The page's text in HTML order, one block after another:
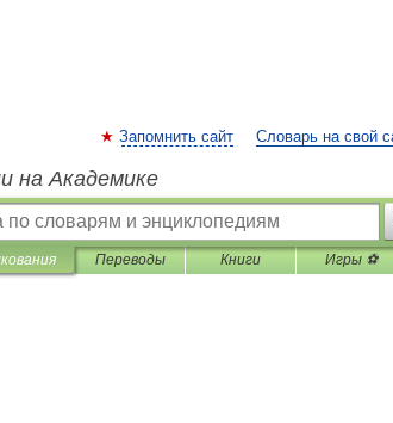
Запомнить сайт Словарь на свой
на Академике
Переводы Книги Игры ⚽